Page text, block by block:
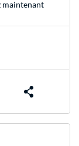
maintenant